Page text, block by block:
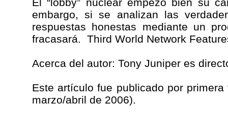
embargo, si se analizan las
respuestas honestas mediante un
fracasará. ­ Third World Network
Acerca del autor: Tony Juniper es
Este artículo fue publicado por
marzo/abril de 2006).